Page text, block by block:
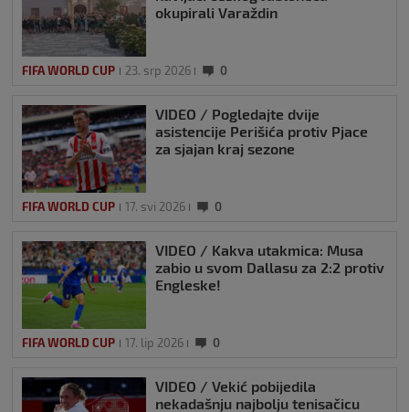
okupirali Varaždin
FIFA WORLD CUP 23. srp 2026 0
VIDEO / Pogledajte dvije
asistencije Perišića protiv Pjace
za sjajan kraj sezone
FIFA WORLD CUP 17. svi 2026 0
VIDEO / Kakva utakmica: Musa
zabio u svom Dallasu za 2:2 protiv
Engleske!
FIFA WORLD CUP 17. lip 2026 0
VIDEO / Vekić pobijedila
nekadašnju najbolju tenisačicu